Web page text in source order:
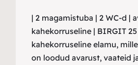
| 2 magamistuba | 2 WC-d |
kahekorruseline | BIRGIT
kahekorruseline elamu,
on loodud avarust, vaateid